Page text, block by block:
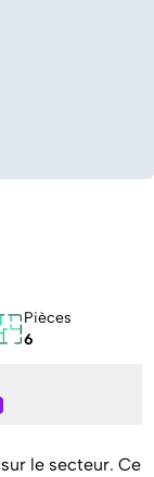
Pièces
6
le secteur. Ce